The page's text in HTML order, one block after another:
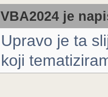
VBA2024 je
Upravo je ta
koji